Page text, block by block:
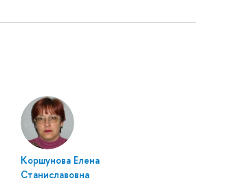
Коршунова Елена
Станиславовна